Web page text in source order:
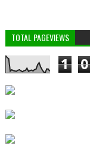
TOTAL PAGEVIEWS
1 0